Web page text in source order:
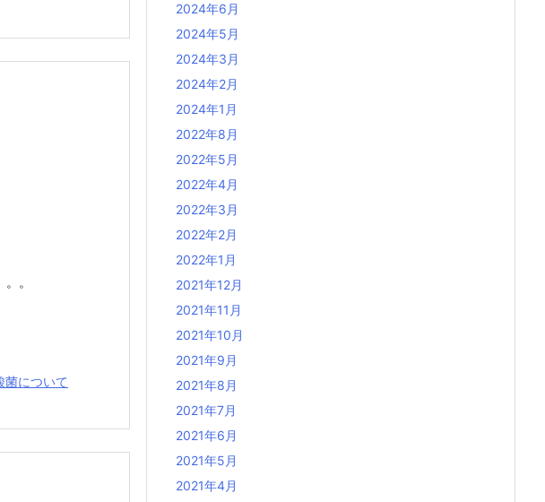
。
菌について
2024年6月
2024年5月
2024年3月
2024年2月
2024年1月
2022年8月
2022年5月
2022年4月
2022年3月
2022年2月
2022年1月
2021年12月
2021年11月
2021年10月
2021年9月
2021年8月
2021年7月
2021年6月
2021年5月
2021年4月